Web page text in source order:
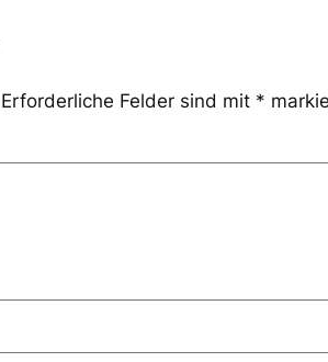
Erforderliche Felder sind mit *